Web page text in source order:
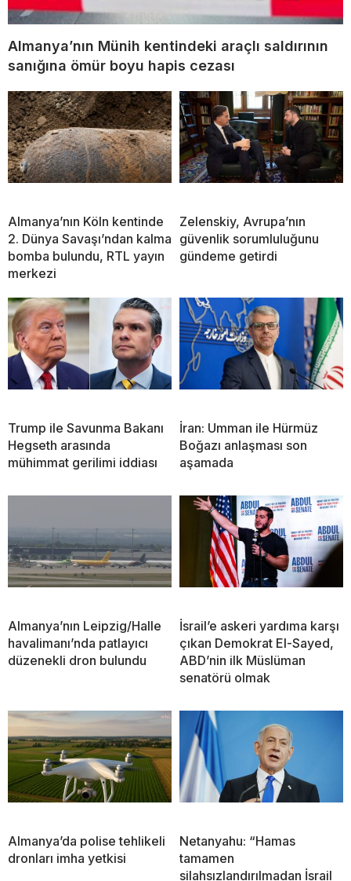
Almanya’nın Münih kentindeki araçlı saldırının
sanığına ömür boyu hapis cezası
Almanya’nın Köln kentinde
2. Dünya Savaşı’ndan kalma
bomba bulundu, RTL yayın
merkezi
Zelenskiy, Avrupa’nın
güvenlik sorumluluğunu
gündeme getirdi
Trump ile Savunma Bakanı
Hegseth arasında
mühimmat gerilimi iddiası
İran: Umman ile Hürmüz
Boğazı anlaşması son
aşamada
Almanya’nın Leipzig/Halle
havalimanı’nda patlayıcı
düzenekli dron bulundu
İsrail’e askeri yardıma karşı
çıkan Demokrat El-Sayed,
ABD’nin ilk Müslüman
senatörü olmak
Almanya’da polise tehlikeli
dronları imha yetkisi
Netanyahu: “Hamas
tamamen
silahsızlandırılmadan İsrail